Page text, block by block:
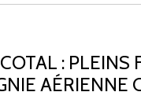
: PLEINS
AÉRIENNE